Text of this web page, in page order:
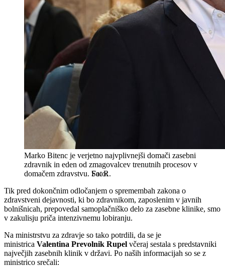
Marko Bitenc je verjetno najvplivnejši domači zasebni
zdravnik in eden od zmagovalcev trenutnih procesov v
domačem zdravstvu. Sa. R.
Tik pred dokončnim odločanjem o spremembah zakona o
zdravstveni dejavnosti, ki bo zdravnikom, zaposlenim v javnih
bolnišnicah, prepovedal samoplačniško delo za zasebne klinike, smo
v zakulisju priča intenzivnemu lobiranju.
Na ministrstvu za zdravje so tako potrdili, da se je
ministrica Valentina Prevolnik Rupel včeraj sestala s predstavniki
največjih zasebnih klinik v državi. Po naših informacijah so se z
ministrico srečali: